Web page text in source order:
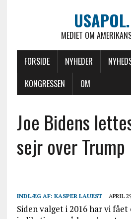
MEDIET OM
FORSIDE NYHEDER
KONGRESSEN
OM
Joe Bidens
sejr over Trump
INDLÆG AF: KASPER LAUEST APRIL
Siden valget i 2016 har vi